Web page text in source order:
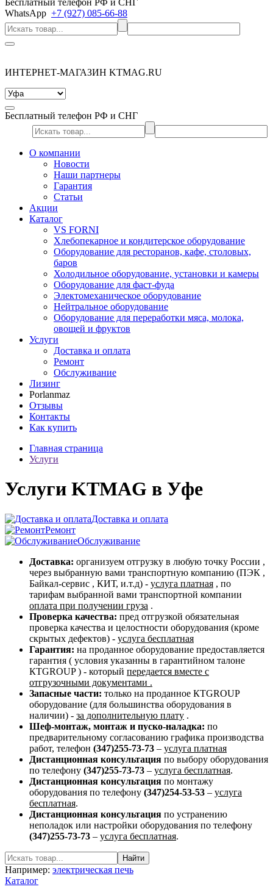
Бесплатный телефон РФ и СНГ
WhatsApp +7 (927) 085-66-88
ИНТЕРНЕТ-МАГАЗИН KTMAG.RU
Бесплатный телефон РФ и СНГ
О компании
Новости
Наши партнеры
Гарантия
Статьи
Акции
Каталог
VS FORNI
Хлебопекарное и кондитерское оборудование
Оборудование для ресторанов, кафе, столовых,
баров
Холодильное оборудование, установки и камеры
Оборудование для фаст-фуда
Электомеханическое оборудование
Нейтральное оборудование
Оборудование для переработки мяса, молока,
овощей и фруктов
Услуги
Доставка и оплата
Ремонт
Обслуживание
Лизинг
Porlanmaz
Отзывы
Контакты
Как купить
Главная страница
Услуги
Услуги KTMAG в Уфе
Доставка и оплата
Ремонт
Обслуживание
Доставка: организуем отгрузку в любую точку России ,
через выбранную вами транспортную компанию (ПЭК ,
Байкал-сервис , КИТ, и.т.д) - услуга платная , по
тарифам выбранной вами транспортной компании
оплата при получении груза .
Проверка качества: пред отгрузкой обязательная
проверка качества и целостности оборудования (кроме
скрытых дефектов) - услуга бесплатная
Гарантия: на проданное оборудование предоставляется
гарантия ( условия указанны в гарантийном талоне
КТGROUP ) - который передается вместе с
отгрузочными документами .
Запасные части: только на проданное КТGROUP
оборудование (для большинства оборудования в
наличии) - за дополнительную плату .
Шеф-монтаж, монтаж и пуско-наладка: по
предварительному согласованию графика производства
работ, телефон (347)255-73-73 – услуга платная
Дистанционная консультация по выбору оборудования
по телефону (347)255-73-73 – услуга бесплатная.
Дистанционная консультация по монтажу
оборудования по телефону (347)254-53-53 – услуга
бесплатная.
Дистанционная консультация по устранению
неполадок или настройки оборудования по телефону
(347)255-73-73 – услуга бесплатная.
Например: электрическая печь
Каталог